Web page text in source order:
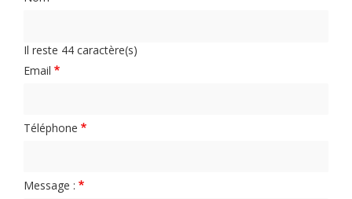
Il reste 44 caractère(s)
Email
Téléphone
Message :